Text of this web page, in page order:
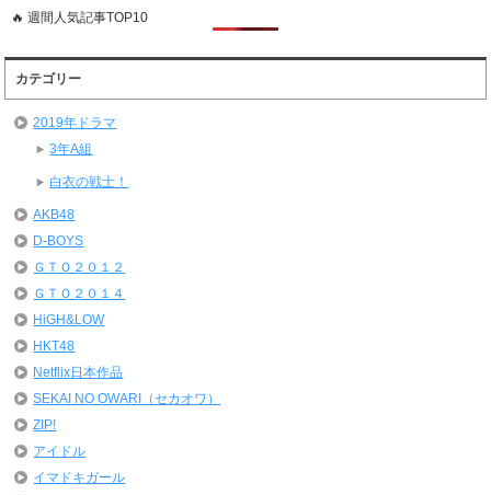
🔥 週間人気記事TOP10
カテゴリー
2019年ドラマ
3年A組
白衣の戦士！
AKB48
D-BOYS
ＧＴＯ２０１２
ＧＴＯ２０１４
HiGH&LOW
HKT48
Netflix日本作品
SEKAI NO OWARI（セカオワ）
ZIP!
アイドル
イマドキガール